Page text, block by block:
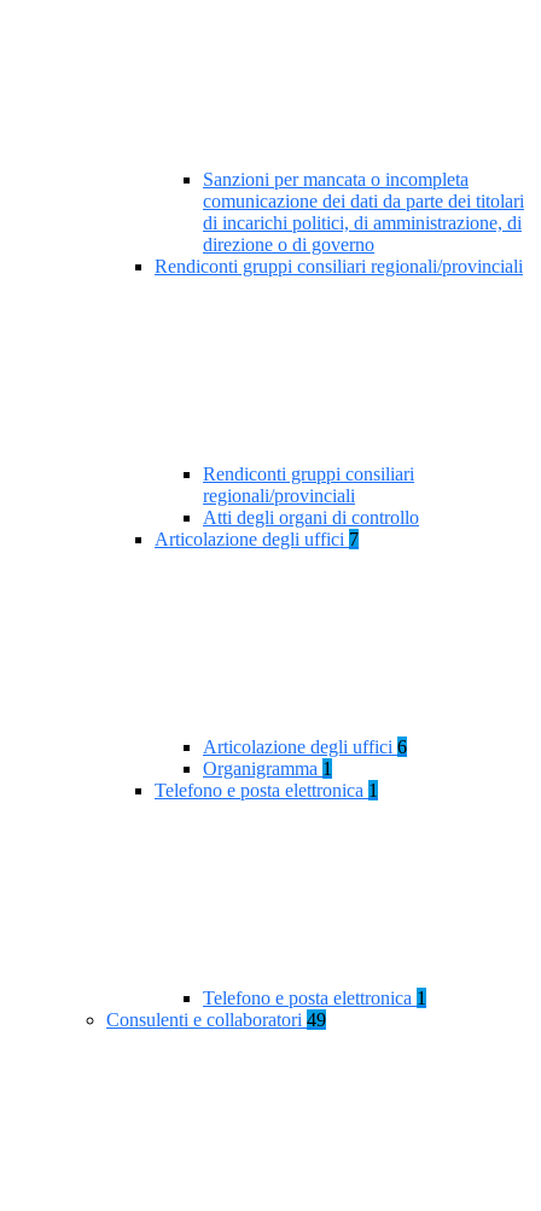
Sanzioni per mancata o incompleta
comunicazione dei dati da parte dei titolari
di incarichi politici, di amministrazione, di
direzione o di governo
Rendiconti gruppi consiliari regionali/provinciali
Rendiconti gruppi consiliari
regionali/provinciali
Atti degli organi di controllo
Articolazione degli uffici 7
Articolazione degli uffici 6
Organigramma 1
Telefono e posta elettronica 1
Telefono e posta elettronica 1
Consulenti e collaboratori 49